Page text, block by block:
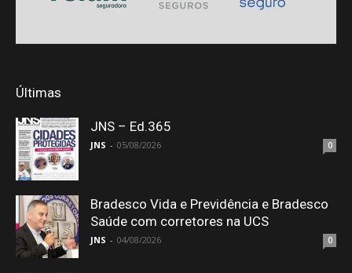
Últimas
JNS – Ed.365
JNS - 05/08/2026 0
Bradesco Vida e Previdência e Bradesco
Saúde com corretores na UCS
JNS - 04/08/2026 0